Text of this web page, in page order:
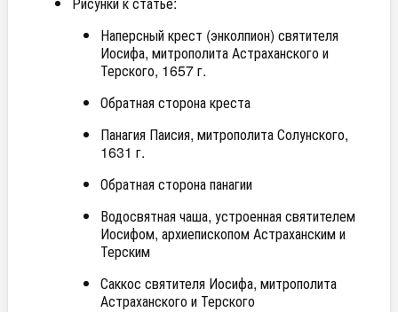
Наперсный крест (энколпион) святителя
Иосифа, митрополита Астраханского и
Терского, 1657 г.
Обратная сторона креста
Панагия Паисия, митрополита Солунского,
1631 г.
Обратная сторона панагии
Водосвятная чаша, устроенная святителем
Иосифом, архиепископом Астраханским и
Терским
Саккос святителя Иосифа, митрополита
Астраханского и Терского